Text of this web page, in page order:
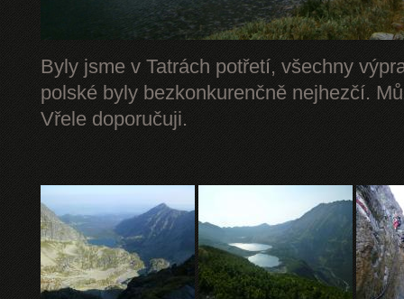
Byly jsme v Tatrách potřetí, všechny
polské byly bezkonkurenčně nejhezčí.
Vřele doporučuji.